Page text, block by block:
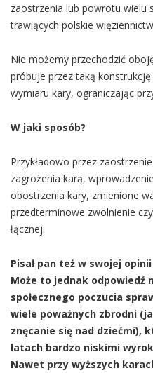
zaostrzenia lub powrotu wielu
trawiących polskie
Nie możemy przechodzić
próbuje przez taką
wymiaru kary, ograniczając
W jaki sposób?
Przykładowo przez
zagrożenia karą,
obostrzenia kary, zmienione
przedterminowe zwolnienie
łącznej.
Pisał pan też w swojej
Może to jednak odpowiedź
społecznego poczucia
wiele poważnych zbrodni
znęcanie się nad dziećmi),
latach bardzo niskimi
Nawet przy wyższych